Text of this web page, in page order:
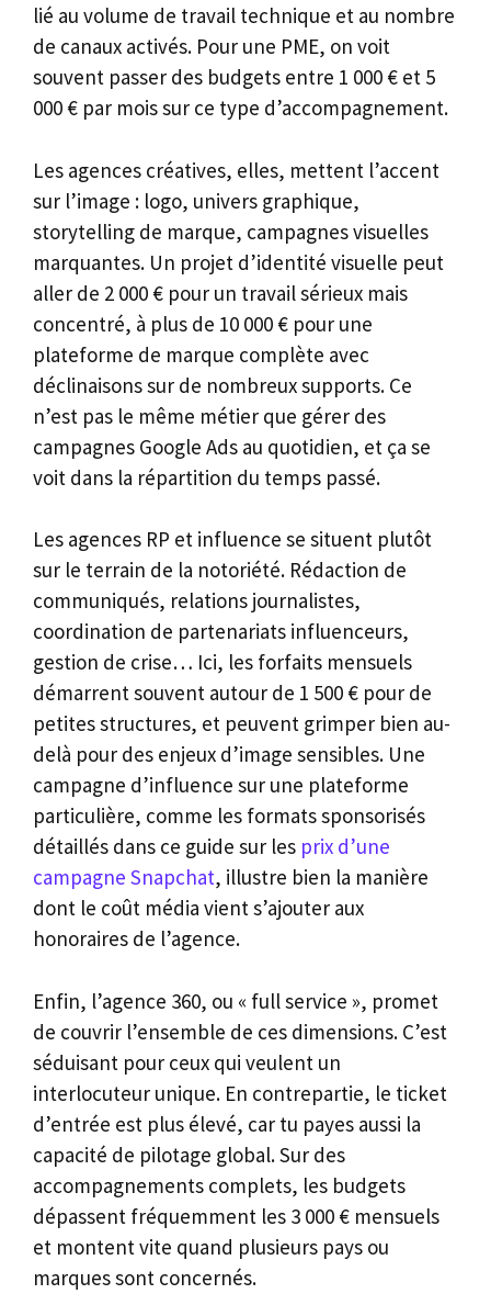
lié au volume de travail technique et au nombre
de canaux activés. Pour une PME, on voit
souvent passer des budgets entre 1 000 € et 5
000 € par mois sur ce type d’accompagnement.
Les agences créatives, elles, mettent l’accent
sur l’image : logo, univers graphique,
storytelling de marque, campagnes visuelles
marquantes. Un projet d’identité visuelle peut
aller de 2 000 € pour un travail sérieux mais
concentré, à plus de 10 000 € pour une
plateforme de marque complète avec
déclinaisons sur de nombreux supports. Ce
n’est pas le même métier que gérer des
campagnes Google Ads au quotidien, et ça se
voit dans la répartition du temps passé.
Les agences RP et influence se situent plutôt
sur le terrain de la notoriété. Rédaction de
communiqués, relations journalistes,
coordination de partenariats influenceurs,
gestion de crise… Ici, les forfaits mensuels
démarrent souvent autour de 1 500 € pour de
petites structures, et peuvent grimper bien au-
delà pour des enjeux d’image sensibles. Une
campagne d’influence sur une plateforme
particulière, comme les formats sponsorisés
détaillés dans ce guide sur les prix d’une
campagne Snapchat, illustre bien la manière
dont le coût média vient s’ajouter aux
honoraires de l’agence.
Enfin, l’agence 360, ou « full service », promet
de couvrir l’ensemble de ces dimensions. C’est
séduisant pour ceux qui veulent un
interlocuteur unique. En contrepartie, le ticket
d’entrée est plus élevé, car tu payes aussi la
capacité de pilotage global. Sur des
accompagnements complets, les budgets
dépassent fréquemment les 3 000 € mensuels
et montent vite quand plusieurs pays ou
marques sont concernés.